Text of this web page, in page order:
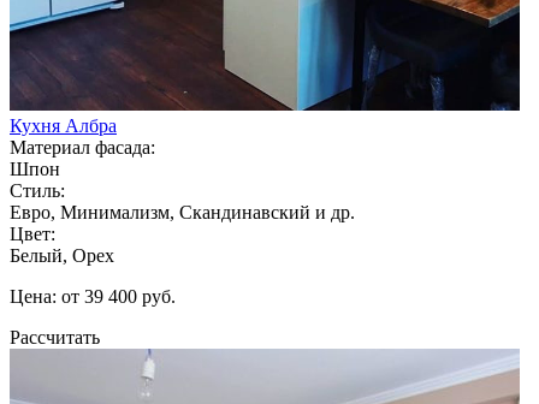
Кухня Албра
Материал фасада:
Шпон
Стиль:
Евро, Минимализм, Скандинавский и др.
Цвет:
Белый, Орех
Цена: от 39 400 руб.
Рассчитать